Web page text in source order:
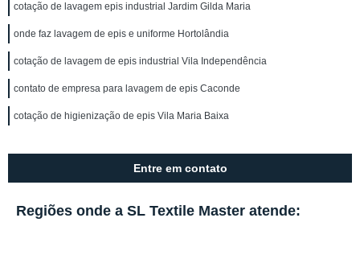
cotação de lavagem epis industrial Jardim Gilda Maria
onde faz lavagem de epis e uniforme Hortolândia
cotação de lavagem de epis industrial Vila Independência
contato de empresa para lavagem de epis Caconde
cotação de higienização de epis Vila Maria Baixa
Entre em contato
Regiões onde a SL Textile Master atende: